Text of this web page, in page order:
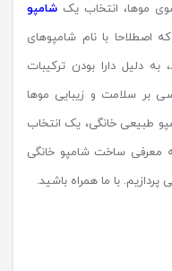
موها، انتخاب یک شامپو
اصطلاحا با نام شامپوهای
دلیل دارا بودن ترکیبات
بر سلامت و زیبایی موها
طبیعی خانگی، یک انتخاب
معرفی ساخت شامپو خانگی
با ما همراه باشید.